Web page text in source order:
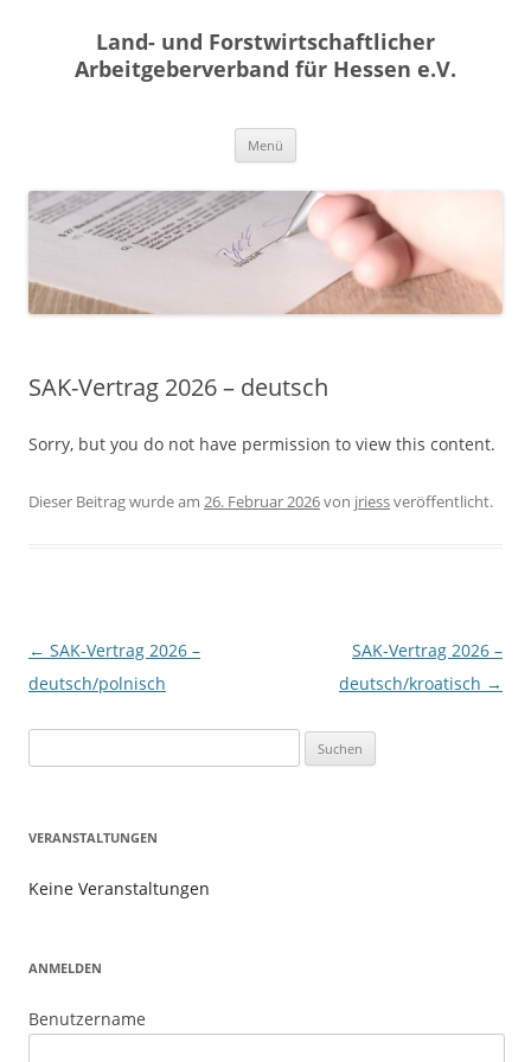
Land- und Forstwirtschaftlicher
Arbeitgeberverband für Hessen e.V.
Menü
SAK-Vertrag 2026 – deutsch
Sorry, but you do not have permission to view this content.
Dieser Beitrag wurde am 26. Februar 2026von jriessveröffentlicht.
Beitragsnavigation
← SAK-Vertrag 2026 –
deutsch/polnisch
SAK-Vertrag 2026 –
deutsch/kroatisch →
nach:
VERANSTALTUNGEN
Keine Veranstaltungen
ANMELDEN
Benutzername